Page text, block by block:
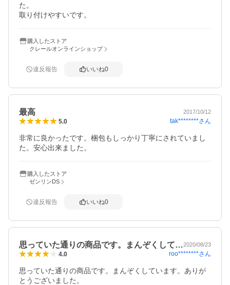
た。
取り付けやすいです。
購入したストア
クレールオンラインショップ
違反報告 いいね0
最高 2017/10/12
5.0 tak********さん
非常に良かったです。梱包もしっかり丁寧にされていまし
た。安心出来ました。
購入したストア
ゼンリンDS
違反報告 いいね0
思っていた通りの商品です。まんぞくして…2020/08/23
4.0 roo********さん
思っていた通りの商品です。まんぞくしています。ありが
とうございました。